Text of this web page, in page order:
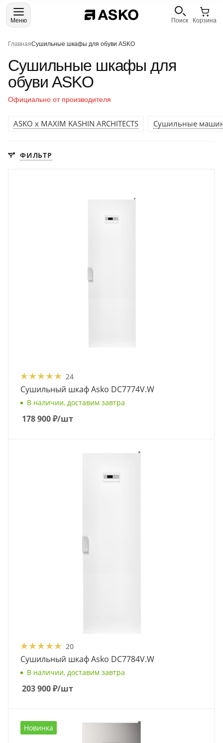
Меню Поиск Корзина
Сушильные шкафы для
обуви ASKO
Официально от производителя
ГлавнаяСушильные шкафы для обуви ASKO
ASKO x MAXIM KASHIN ARCHITECTS Сушильные
ФИЛЬТР
24
Сушильный шкаф Asko DC7774V.W
В наличии, доставим завтра
178 900₽/шт
20
Сушильный шкаф Asko DC7784V.W
В наличии, доставим завтра
203 900₽/шт
Новинка